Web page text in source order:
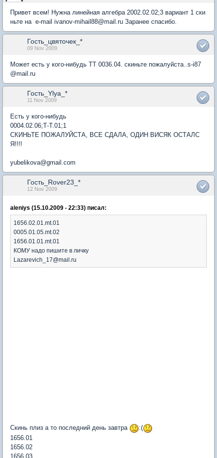
Привет всем! Нужна линейная алгебра 2002.02.02;3 вариант 1 ски
ньте на e-mail ivanov-mihail88@mail.ru Заранее спасибо.
Гость_цвяточек_*
09 Nov 2009
Может есть у кого-нибудь ТТ 0036.04. скиньте пожалуйста..s-i87
@mail.ru
Гость_Ylya_*
11 Nov 2009
Есть у кого-нибудь
0004.02.06;Т-Т.01;1
СКИНЬТЕ ПОЖАЛУЙСТА, ВСЕ СДАЛА, ОДИН ВИСЯК ОСТАЛС
Я!!!!
yubelikova@gmail.com
Гость_Rover23_*
12 Nov 2009
aleniys (15.10.2009 - 22:33) писал:
1656.02.01.mt.01
0005.01.05.mt.02
1656.01.01.mt.01
КОМУ надо пишите в личку
Lazarevich_17@mail.ru
Скинь плиз а то последний день завтра
:(
1656.01
1656.02
1656.03